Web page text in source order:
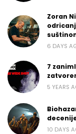
Zoran
6 DAYS
7
5 YEARS
10 DAYS